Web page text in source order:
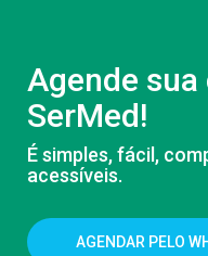
Agende
SerMed!
É simples, fácil,
acessíveis.
AGENDAR PELO